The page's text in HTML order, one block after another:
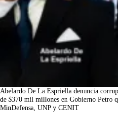
Abelardo De La Espriella denuncia
de $370 mil millones en Gobierno Petro
MinDefensa, UNP y CENIT